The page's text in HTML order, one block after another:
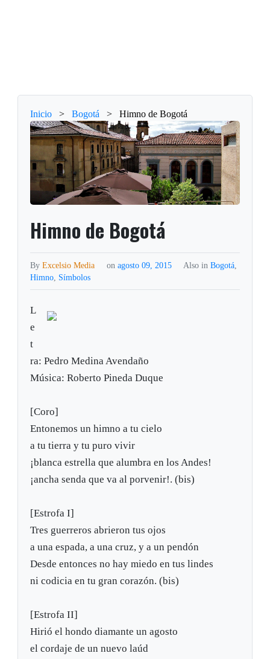
Inicio > Bogotá > Himno de Bogotá
Himno de Bogotá
ByExcelsio Media on agosto 09, 2015 Also in Bogotá,
Himno, Símbolos
L
e
t
ra: Pedro Medina Avendaño
Música: Roberto Pineda Duque
[Coro]
Entonemos un himno a tu cielo
a tu tierra y tu puro vivir
¡blanca estrella que alumbra en los Andes!
¡ancha senda que va al porvenir!. (bis)
[Estrofa I]
Tres guerreros abrieron tus ojos
a una espada, a una cruz, y a un pendón
Desde entonces no hay miedo en tus lindes
ni codicia en tu gran corazón. (bis)
[Estrofa II]
Hirió el hondo diamante un agosto
el cordaje de un nuevo laúd